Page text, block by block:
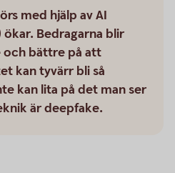
med hjälp av AI
Bedragarna blir
bättre på att
kan tyvärr bli så
kan lita på det man ser
är deepfake.